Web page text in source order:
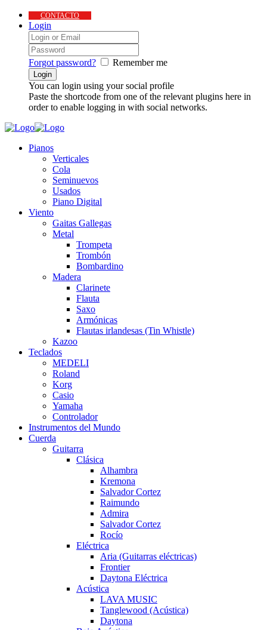
CONTACTO
Login
Forgot password? Remember me
You can login using your social profile
Paste the shortcode from one of the relevant plugins here in
order to enable logging in with social networks.
Pianos
Verticales
Cola
Seminuevos
Usados
Piano Digital
Viento
Gaitas Gallegas
Metal
Trompeta
Trombón
Bombardino
Madera
Clarinete
Flauta
Saxo
Armónicas
Flautas irlandesas (Tin Whistle)
Kazoo
Teclados
MEDELI
Roland
Korg
Casio
Yamaha
Controlador
Instrumentos del Mundo
Cuerda
Guitarra
Clásica
Alhambra
Kremona
Salvador Cortez
Raimundo
Admira
Salvador Cortez
Rocío
Eléctrica
Aria (Guitarras eléctricas)
Frontier
Daytona Eléctrica
Acústica
LAVA MUSIC
Tanglewood (Acústica)
Daytona